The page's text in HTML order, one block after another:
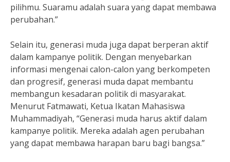
pilihmu. Suaramu adalah suara yang dapat membawa
perubahan.”
Selain itu, generasi muda juga dapat berperan aktif
dalam kampanye politik. Dengan menyebarkan
informasi mengenai calon-calon yang berkompeten
dan progresif, generasi muda dapat membantu
membangun kesadaran politik di masyarakat.
Menurut Fatmawati, Ketua Ikatan Mahasiswa
Muhammadiyah, “Generasi muda harus aktif dalam
kampanye politik. Mereka adalah agen perubahan
yang dapat membawa harapan baru bagi bangsa.”